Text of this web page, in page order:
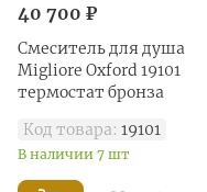
40 700 ₽
Смеситель для душа
Migliore Oxford 19101
термостат бронза
Код товара: 19101
В наличии 7 шт